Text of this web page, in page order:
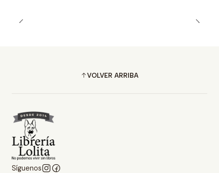
VOLVER ARRIBA
Síguenos